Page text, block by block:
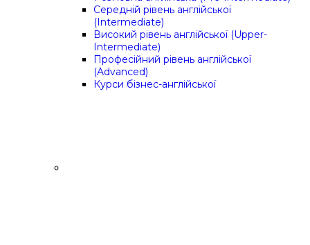
Середній рівень англійської
(Intermediate)
Високий рівень англійської (Upper-
Intermediate)
Професійний рівень англійської
(Advanced)
Курси бізнес-англійської